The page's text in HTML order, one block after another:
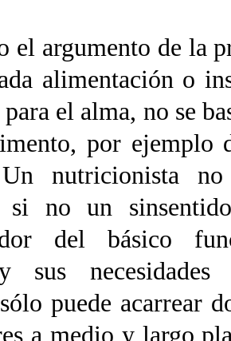
el argumento de la
alimentación o
el alma, no se
por ejemplo
nutricionista
si no un
del básico
sus necesidades
puede acarrear
a medio y largo